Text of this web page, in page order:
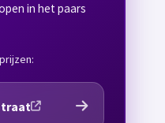
in het paars